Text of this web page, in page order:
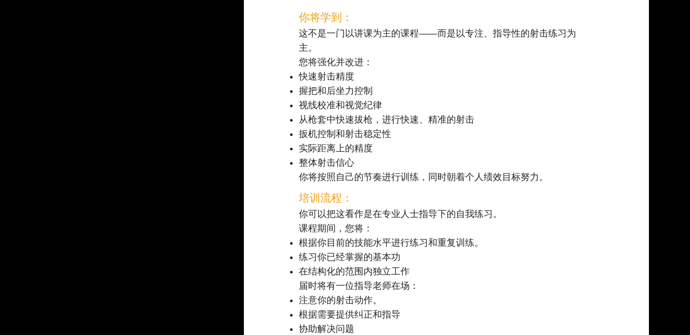
你将学到：
这不是一门以讲课为主的课程——而是以专注、指导性的射击练习为
主。
您将强化并改进：
快速射击精度
握把和后坐力控制
视线校准和视觉纪律
从枪套中快速拔枪，进行快速、精准的射击
扳机控制和射击稳定性
实际距离上的精度
整体射击信心
你将按照自己的节奏进行训练，同时朝着个人绩效目标努力。
培训流程：
你可以把这看作是在专业人士指导下的自我练习。
课程期间，您将：
根据你目前的技能水平进行练习和重复训练。
练习你已经掌握的基本功
在结构化的范围内独立工作
届时将有一位指导老师在场：
注意你的射击动作。
根据需要提供纠正和指导
协助解决问题